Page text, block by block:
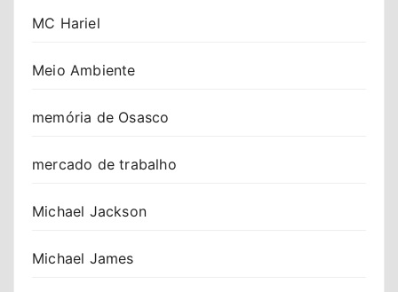
MC Hariel
Meio Ambiente
memória de Osasco
mercado de trabalho
Michael Jackson
Michael James